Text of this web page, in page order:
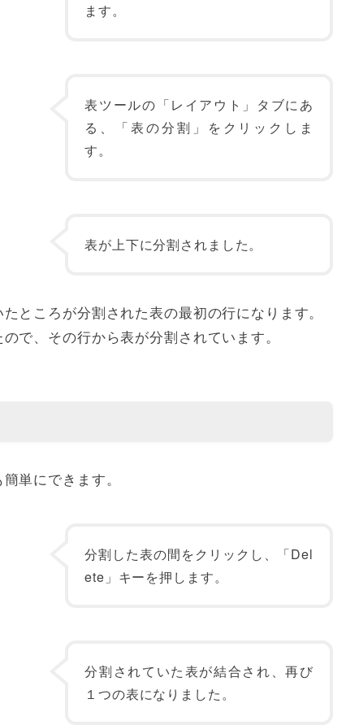
ます。
表ツールの「レイアウト」タブにあ
る、「表の分割」をクリックしま
す。
表が上下に分割されました。
ところが分割された表の最初の行になります。
で、その行から表が分割されています。
単にできます。
分割した表の間をクリックし、「Del
ete」キーを押します。
分割されていた表が結合され、再び
１つの表になりました。